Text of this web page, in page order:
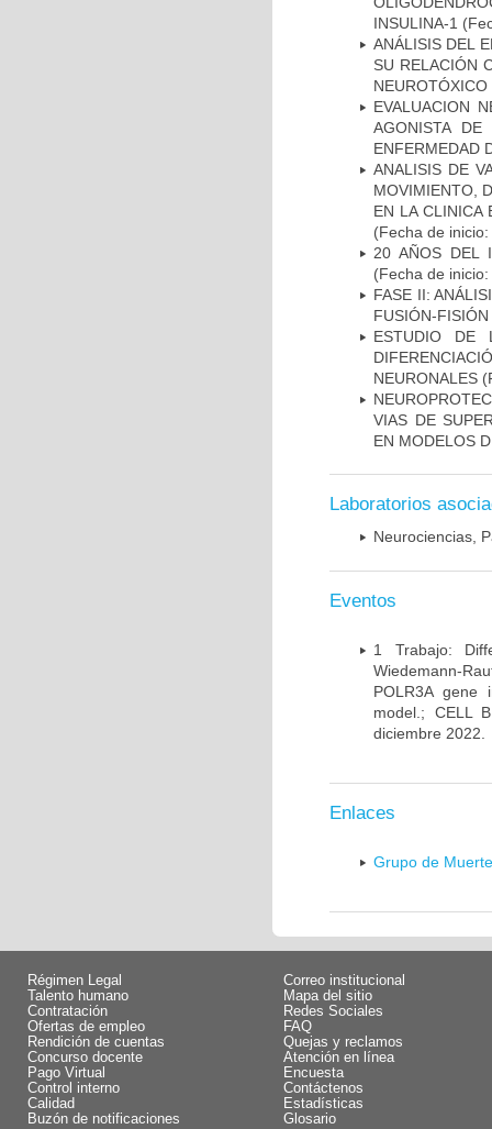
INSULINA-1
ANÁLISIS DEL
SU RELACIÓN
NEUROTÓXICO
EVALUACION
AGONISTA
ENFERMEDAD
ANALISIS DE
MOVIMIENTO,
EN LA CLINICA
(Fecha de
20 AÑOS DEL
(Fecha de
FASE II:
FUSIÓN-
ESTUDIO DE
NEURONALES
VIAS DE
EN MODELOS
Laboratorios
Neurociencias,
Eventos
1 Trabajo:
Wiedemann-
POLR3A gene
model.; CELL
diciembre 2022.
Enlaces
Grupo de
Régimen Legal
Talento humano
Contratación
Ofertas de empleo
Rendición de cuentas
Concurso docente
Pago Virtual
Control interno
Calidad
Buzón de notificaciones
Correo institucional
Mapa del sitio
Redes Sociales
FAQ
Quejas y reclamos
Atención en línea
Encuesta
Contáctenos
Estadísticas
Glosario